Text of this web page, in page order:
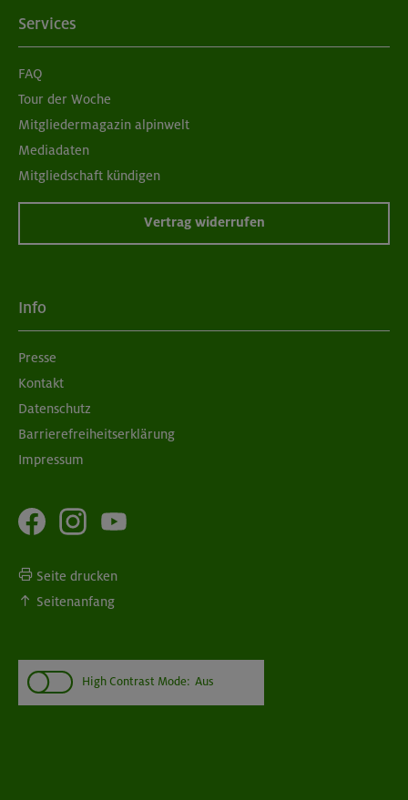
Services
FAQ
Tour der Woche
Mitgliedermagazin alpinwelt
Mediadaten
Mitgliedschaft kündigen
Vertrag widerrufen
Info
Presse
Kontakt
Datenschutz
Barrierefreiheitserklärung
Impressum
Seite drucken
Seitenanfang
High Contrast Mode: Aus